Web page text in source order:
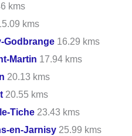
kms
kms
Godbrange 16.29 kms
Martin 17.94 kms
20.13 kms
20.55 kms
Tiche 23.43 kms
en-Jarnisy 25.99 kms